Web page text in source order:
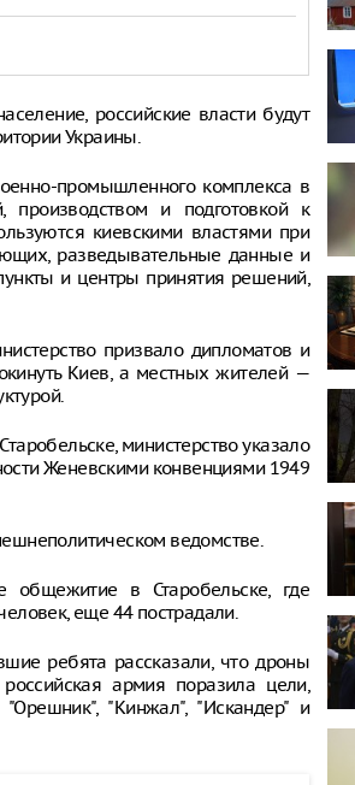
российские власти будут
Украины.
промышленного комплекса в
производством и подготовкой к
киевскими властями при
разведывательные данные и
и центры принятия решений,
призвало дипломатов и
Киев, а местных жителей —
министерство указало
Женевскими конвенциями 1949
ведомстве.
общежитие в Старобельске, где
еще 44 пострадали.
ребята рассказали, что дроны
армия поразила цели,
"Кинжал", "Искандер" и